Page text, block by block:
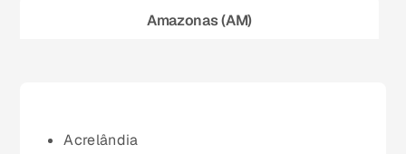
Amazonas (AM)
Acrelândia